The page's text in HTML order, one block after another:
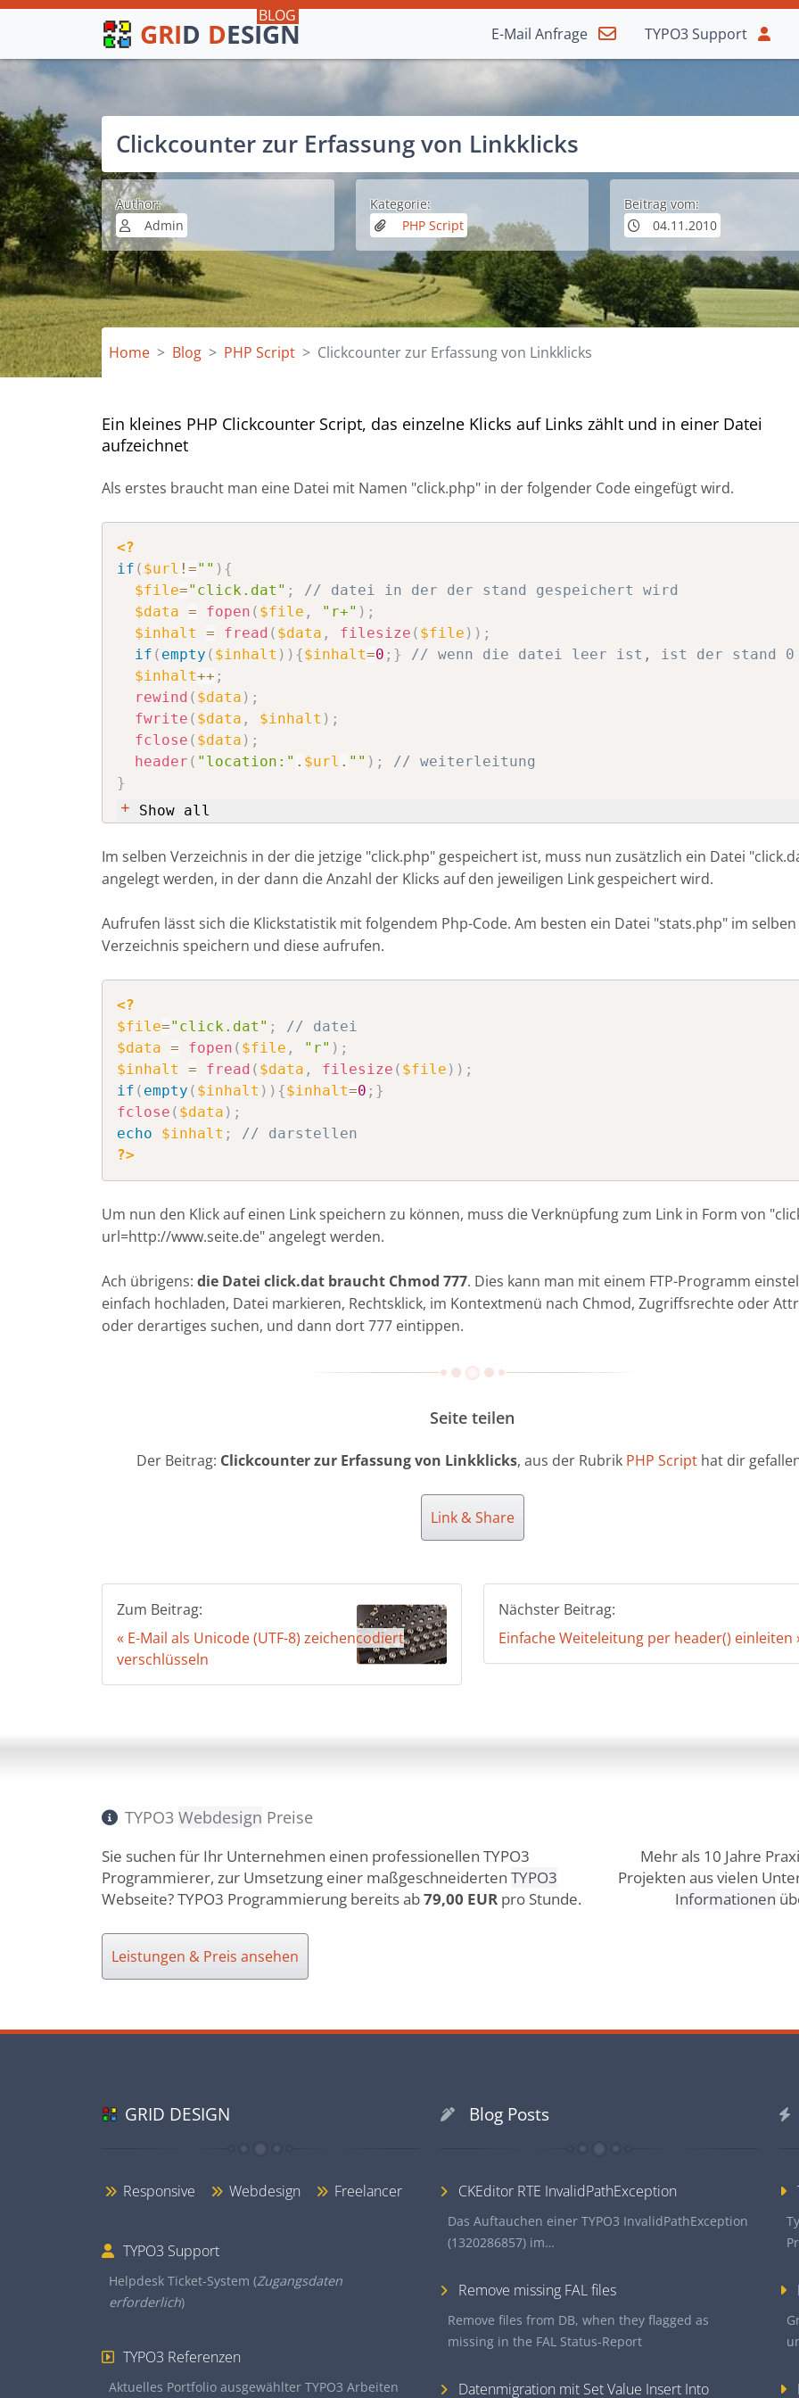
GRID DESIGN E-Mail Anfrage TYPO3Support
Clickcounter zur Erfassung von Linkklicks
Author:
Admin
Kategorie:
PHP Script
Beitrag vom:
04.11.2010
Home Blog PHP Script Clickcounter zur Erfassung von Linkklicks
Ein kleines PHP Clickcounter Script, das einzelne Klicks auf Links zählt und in einer Datei
aufzeichnet
Als erstes braucht man eine Datei mit Namen "click.php" in der folgender Code eingefügt wird.
<?
if ( $url !="" ) {
$file="click.dat" ;
// datei in der der stand gespeichert wird
$data = fopen ( $file , "r+" ) ;
$inhalt
= fread ( $data , filesize ( $file ) ) ;
if ( empty ( $inhalt ) ) {$inhalt=0 ; }
// wenn die datei leer ist, ist der stand 0
$inhalt++ ;
rewind ( $data ) ;
fwrite ( $data , $inhalt ) ;
fclose ( $data ) ;
header ( "location:" . $url . "" ) ;
// weiterleitung
}
else{
echo "Ha Ha!!";
Show all
Im selben Verzeichnis in der die jetzige "click.php" gespeichert ist, muss nun zusätzlich ein Datei "
angelegt werden, in der dann die Anzahl der Klicks auf den jeweiligen Link gespeichert wird.
Aufrufen lässt sich die Klickstatistik mit folgendem Php-Code. Am besten ein Datei "stats.php" im selben
Verzeichnis speichern und diese aufrufen.
<?
$file="click.dat" ;
// datei
$data = fopen ( $file , "r" ) ;
$inhalt
= fread ( $data , filesize ( $file ) ) ;
if ( empty ( $inhalt ) ) {$inhalt=0 ; }
fclose ( $data ) ;
echo
$inhalt ;
// darstellen
?>
Um nun den Klick auf einen Link speichern zu können, muss die Verknüpfung zum Link in Form von "
url=http://www.seite.de" angelegt werden.
Ach übrigens: die Datei click.dat braucht Chmod 777. Dies kann man mit einem FTP-Programm
einfach hochladen, Datei markieren, Rechtsklick, im Kontextmenü nach Chmod, Zugriffsrechte oder
oder derartiges suchen, und dann dort 777 eintippen.
Seite teilen
Der Beitrag: Clickcounter zur Erfassung von Linkklicks, aus der Rubrik PHP Script hat dir
Link & Share
Zum Beitrag:
« E-Mail als Unicode (UTF-8) zeichencodiert
verschlüsseln
Nächster Beitrag:
Einfache Weiteleitung per header() einleiten
TYPO3 Webdesign Preise
Sie suchen für Ihr Unternehmen einen professionellen TYPO3
Programmierer, zur Umsetzung einer maßgeschneiderten TYPO3
Webseite? TYPO3 Programmierung bereits ab79,00 EUR pro Stunde.
Leistungen & Preis ansehen
Mehr als 10 Jahre
Projekten aus vielen
Informationen
GRID DESIGN
Responsive Webdesign Freelancer
TYPO3 Support
Helpdesk Ticket-System (Zugangsdaten
erforderlich)
TYPO3 Referenzen
Aktuelles Portfolio ausgewählter TYPO3 Arbeiten
Blog Posts
CKEditor RTE InvalidPathException
Das Auftauchen einer TYPO3 InvalidPathException
(1320286857) im…
Remove missing FAL files
Remove files from DB, when they flagged as
missing in the FAL Status-Report
Datenmigration mit Set Value Insert Into